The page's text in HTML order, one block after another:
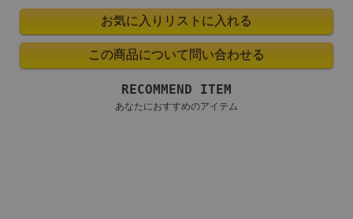
RECOMMEND ITEM
あなたにおすすめのアイテム